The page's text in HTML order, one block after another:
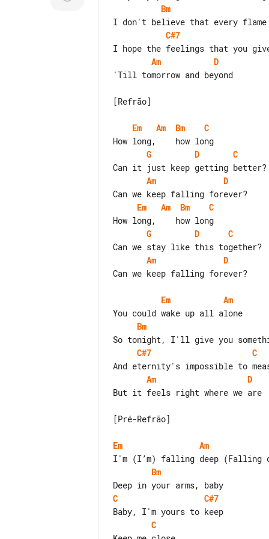
Bm
C#7
Am
D
'Till tomorrow and beyond
[Refrão]
Em Am Bm
C
G
D
C
Am
D
Em
Am Bm
C
G
D
C
Am
D
Can we keep falling forever?
Em
Am
Bm
C#7 C
Am
D
But it feels right where we are
[Pré-Refrão]
Em Am
Bm
C
C#7
C